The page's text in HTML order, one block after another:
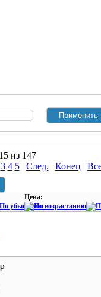
из 147
3 4 5| След. | Конец |
Цена: